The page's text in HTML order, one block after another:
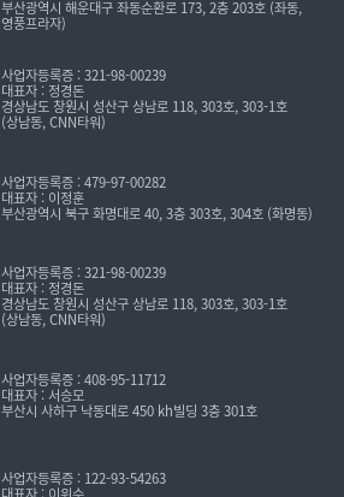
부산광역시 해운대구 좌동순환로 173, 2층 203호 (좌동,
영풍프라자)
사업자등록증 : 321-98-00239
대표자 : 정경돈
경상남도 창원시 성산구 상남로 118, 303호, 303-1호
(상남동, CNN타워)
사업자등록증 : 479-97-00282
대표자 : 이정훈
부산광역시 북구 화명대로 40, 3층 303호, 304호 (화명동)
사업자등록증 : 321-98-00239
대표자 : 정경돈
경상남도 창원시 성산구 상남로 118, 303호, 303-1호
(상남동, CNN타워)
사업자등록증 : 408-95-11712
대표자 : 서승모
부산시 사하구 낙동대로 450 kh빌딩 3층 301호
사업자등록증 : 122-93-54263